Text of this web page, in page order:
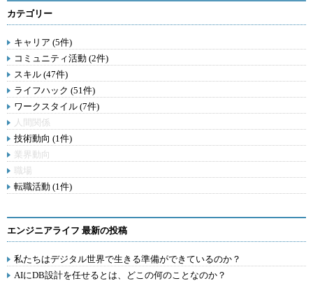
カテゴリー
キャリア (5件)
コミュニティ活動 (2件)
スキル (47件)
ライフハック (51件)
ワークスタイル (7件)
人間関係
技術動向 (1件)
業界動向
職場
転職活動 (1件)
エンジニアライフ 最新の投稿
私たちはデジタル世界で生きる準備ができているのか？
AIにDB設計を任せるとは、どこの何のことなのか？